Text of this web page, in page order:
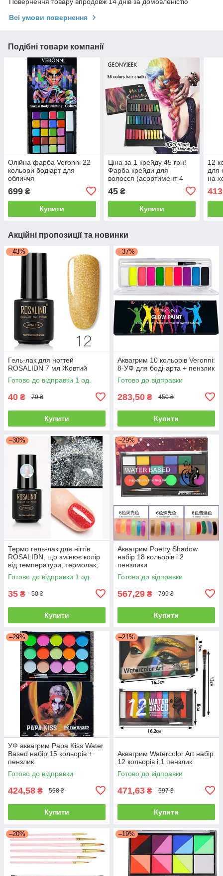
Повернення товару впродовж 14 днів за домовленістю
Всі умови повернення
Подібні товари компанії
Олійна фарба Veronni 22
кольори бодіарт для
обличчя
699 ₴
Купити
Ціна за 1 крейду 45 грн!
Фарба крейди для
волосся (асортимент 4
хеллоуїн
45₴
Купити
12
для
на
Акційні пропозиції та новинки
–43%
Гель-лак для ногтей
ROSALIDN 7 мл Жовтий
Готово до відправки 1 од.
40 ₴ 70 ₴
Купити
–37%
Аквагрим 10 кольорів Veronni:
8-УФ для боді-арта + пензлик
Готово до відправки
283,50 ₴ 450 ₴
Купити
–30%
Термо гель-лак для нігтів
ROSALIDN, що змінює колір
від температури, термолак,
хамелеон 7 мл.
Готово до відправки 1 од.
35 ₴ 50 ₴
Купити
–29%
Аквагрим Poetry Shadow
набір 18 кольорів і 2
пензлики
Готово до відправки
567,29 ₴ 799 ₴
Купити
–29%
УФ аквагрим Papa Kiss Water
Based набір 15 кольорів +
пензлик
Готово до відправки
424,58 ₴ 598 ₴
Купити
–21%
Аквагрим Watercolor Art набір
12 кольорів і 1 пензлик
Готово до відправки
471,63 ₴ 597 ₴
Купити
–20% –19%